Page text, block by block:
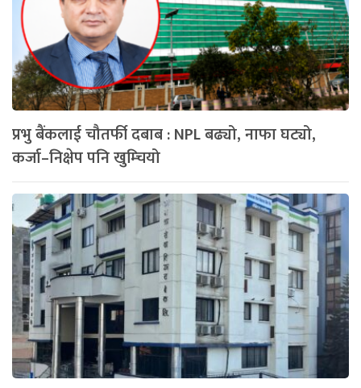
प्रभु बैंकलाई चौतर्फी दबाब : NPL बढ्यो, नाफा घट्यो,
कर्जा–निक्षेप पनि खुम्चियो